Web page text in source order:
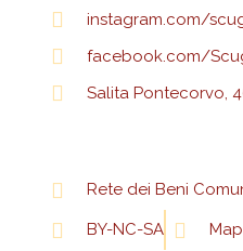
instagram.com/
facebook.com/
Salita Pontecorvo,
Rete dei Beni
BY-NC-SA